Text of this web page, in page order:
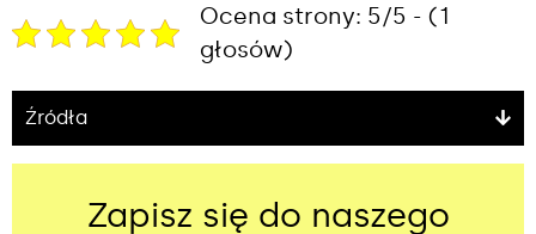
Ocena strony: 5/5 - (1
głosów)
Źródła
Zapisz się do naszego